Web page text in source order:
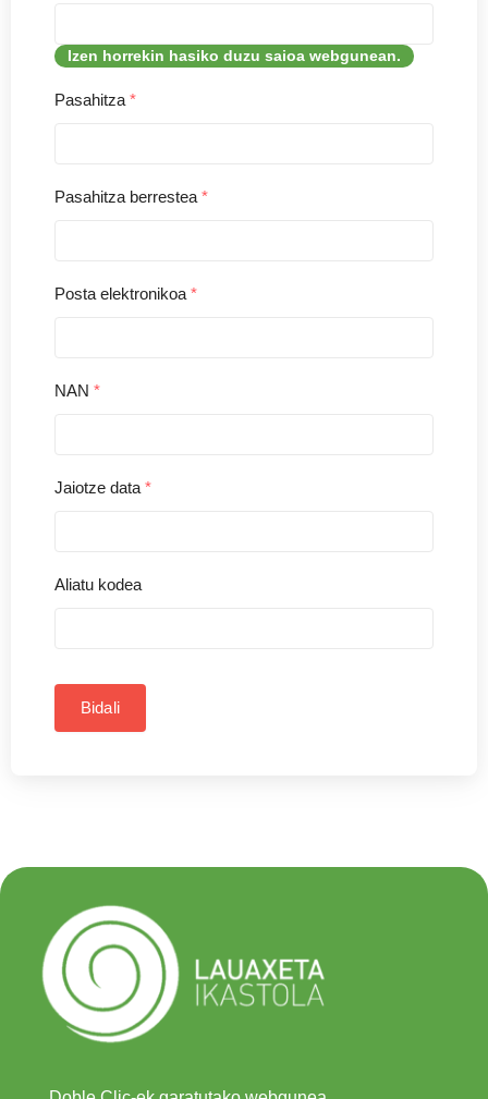
Izen horrekin hasiko duzu saioa webgunean.
Pasahitza *
Pasahitza berrestea *
Posta elektronikoa *
NAN *
Jaiotze data *
Aliatu kodea
Bidali